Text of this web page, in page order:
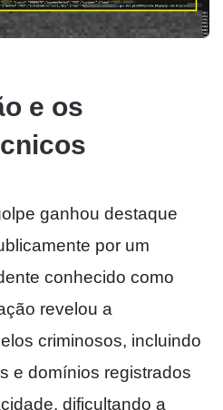
e os
ganhou destaque
por um
conhecido como
revelou a
criminosos, incluindo
e domínios registrados
dificultando a